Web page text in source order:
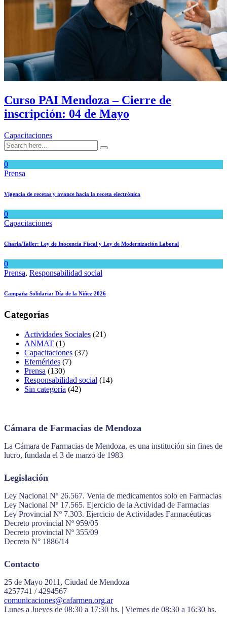
Curso PAI Mendoza – Cierre de
inscripción: 04 de Mayo
Capacitaciones
0
Prensa
Vigencia de recetas y avance hacia la receta electrónica
0
Capacitaciones
Charla/Taller: Ley de Inocencia Fiscal y Ley de Modernización Laboral
0
Prensa, Responsabilidad social
Campaña Solidaria: Día de la Niñez 2026
Categorías
Actividades Sociales (21)
ANMAT (1)
Capacitaciones (37)
Efemérides (7)
Prensa (130)
Responsabilidad social (14)
Sin categoría (42)
Cámara de Farmacias de Mendoza
La Cámara de Farmacias de Mendoza, es una institución sin fines de
lucro, fundada el 3 de marzo de 1983
Legislación
Ley Nacional Nº 26.567. Venta de medicamentos solo en Farmacias
Ley Nacional Nº 17.565. Ejercicio de la Actividad de Farmacias
Ley Provincial Nº 7.303. Ejercicio de Actividades Farmacéuticas
Decreto provincial Nº 959/05
Decreto provincial Nº 355/09
Decreto N° 1886/14
Contacto
25 de Mayo 2011, Ciudad de Mendoza
4257741 / 4294567
comunicaciones@cafarmen.org.ar
Lunes a Jueves de 08:30 a 17:30 hs. | Viernes de 08:30 a 16:30 hs.